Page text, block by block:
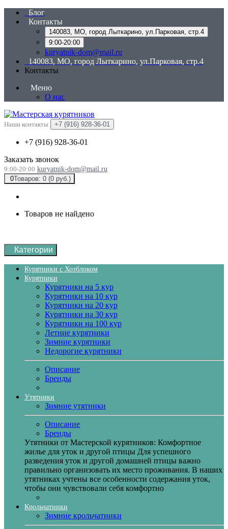
Блог
Контакты
140083, МО, город Лыткарино, ул.Парковая, стр.4
9:00-20:00
kuryatnik-dom@mail.ru
140083, МО, город Лыткарино, ул.Парковая, стр.4
Контакты
Меню
О нас
Наши контакты +7 (916) 928-36-01
+7 (916) 928-36-01
Заказать звонок
9:00-20:00 kuryatnik-dom@mail.ru
0Товаров: 0 (0 руб.)
Товаров не найдено
Категории
Курятники с Хозблоком
Курятники
Курятники на 5 кур
Курятники на 10 кур
Курятники на 20 кур
Курятники на 30 кур
Курятники на 100 кур
Летние курятники
Зимние курятники
Недорогие курятники
Описание
Бренды
Утятники
Зимние утятники
Описание
Бренды
Утятники от Мастерской курятников: Комфортное
жилье для уток и другой птицы Для успешного
разведения уток и другой домашней птицы важно
правильно организовать их место проживания. В наших
утятниках учтены все особенности содержания уток,
чтобы они чувствовали себя комфортно
Крольчатники
Зимние крольчатники